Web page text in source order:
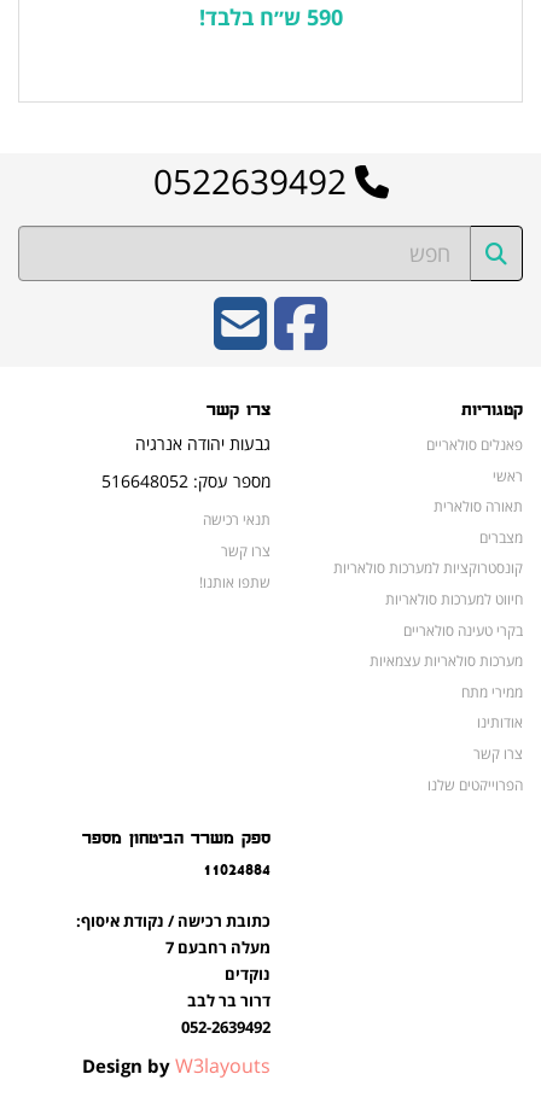
590 ש״ח בלבד!
קטגוריות
פאנלים סולאריים
ראשי
תאורה סולארית
מצברים
קונסטרוקציות למערכות סולאריות
חיווט למערכות סולאריות
בקרי טעינה סולאריים
מערכות סולאריות עצמאיות
ממירי מתח
אודותינו
צרו קשר
הפרוייקטים שלנו
צרו קשר
גבעות יהודה אנרגיה
מספר עסק: 516648052
תנאי רכישה
צרו קשר
שתפו אותנו!
ספק משרד הביטחון מספר
11024884
כתובת רכישה / נקודת איסוף:
מעלה רחבעם 7
נוקדים
דרור בר לבב
052-2639492
Design by W3layouts